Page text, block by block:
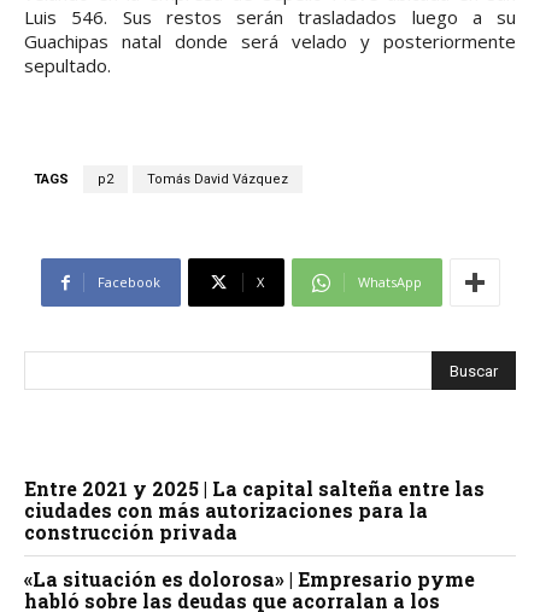
Luis 546. Sus restos serán trasladados luego a su
Guachipas natal donde será velado y posteriormente
sepultado.
TAGS p2 Tomás David Vázquez
Facebook X WhatsApp
Entre 2021 y 2025 | La capital salteña entre las
ciudades con más autorizaciones para la
construcción privada
«La situación es dolorosa» | Empresario pyme
habló sobre las deudas que acorralan a los